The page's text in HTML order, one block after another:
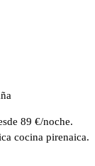
89 €/noche.
cocina pirenaica.